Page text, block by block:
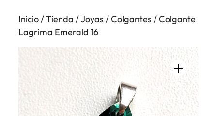
Inicio/Tienda /Joyas /Colgantes / Colgante
Lagrima Emerald 16